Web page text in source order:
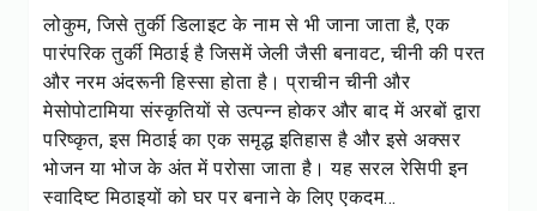
शेयर करें
रिपोर्ट करें
लोकुम, जिसे तुर्की डिलाइट के नाम से भी जाना जाता है, एक
पारंपरिक तुर्की मिठाई है जिसमें जेली जैसी बनावट, चीनी की परत
और नरम अंदरूनी हिस्सा होता है। प्राचीन चीनी और
मेसोपोटामिया संस्कृतियों से उत्पन्न होकर और बाद में अरबों द्वारा
परिष्कृत, इस मिठाई का एक समृद्ध इतिहास है और इसे अक्सर
भोजन या भोज के अंत में परोसा जाता है। यह सरल रेसिपी इन
स्वादिष्ट मिठाइयों को घर पर बनाने के लिए एकदम...